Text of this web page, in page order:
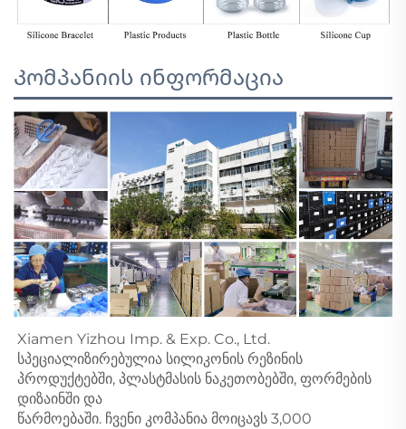
Კომპანიის ინფორმაცია
Xiamen Yizhou Imp. & Exp. Co., Ltd.
სპეციალიზირებულია სილიკონის რეზინის
პროდუქტებში, პლასტმასის ნაკეთობებში, ფორმების
დიზაინში და
წარმოებაში. ჩვენი კომპანია მოიცავს 3,000